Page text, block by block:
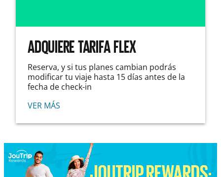
ADQUIERE TARIFA FLEX
Reserva, y si tus planes cambian podrás
modificar tu viaje hasta 15 días antes de la
fecha de check-in
VER MÁS